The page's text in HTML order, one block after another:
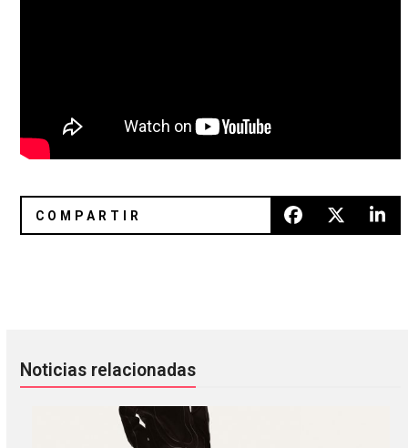
Noticias relacionadas